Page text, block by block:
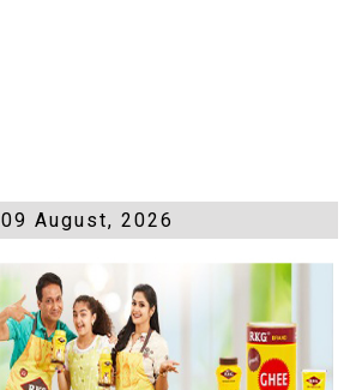
09 August, 2026